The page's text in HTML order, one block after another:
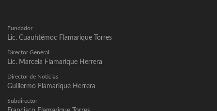
Fundador
Lic. Cuauhtémoc Flamarique Torres
Director General
Lic. Marcela Flamarique Herrera
Director de Noticias
Guillermo Flamarique Herrera
Subdirector